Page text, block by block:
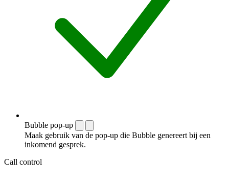
Bubble pop-up
Maak gebruik van de pop-up die Bubble genereert bij een
inkomend gesprek.
Call control